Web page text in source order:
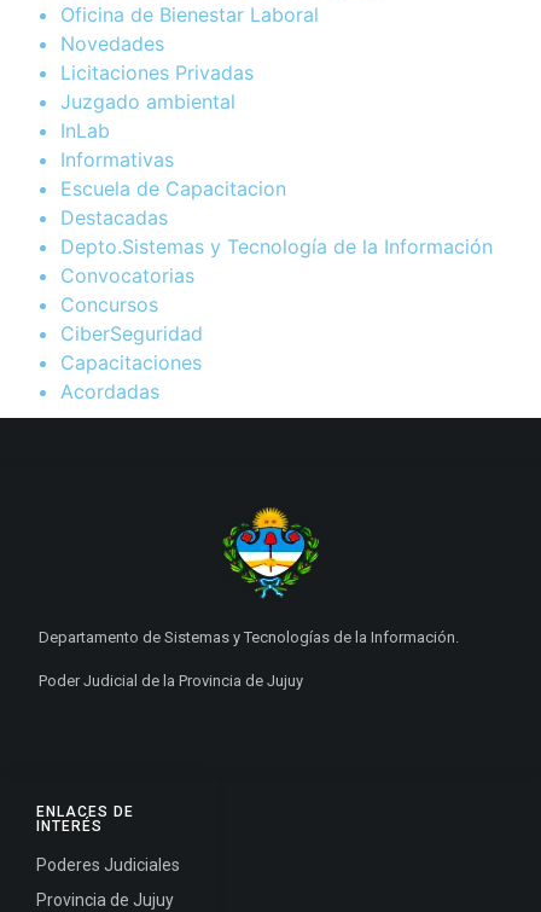
Oficina de Bienestar Laboral
Novedades
Licitaciones Privadas
Juzgado ambiental
InLab
Informativas
Escuela de Capacitacion
Destacadas
Depto.Sistemas y Tecnología de la Información
Convocatorias
Concursos
CiberSeguridad
Capacitaciones
Acordadas
ENLACES DE
INTERÉS
Poderes Judiciales
Provincia de Jujuy
Departamento de Sistemas y Tecnologías de la Información.
Poder Judicial de la Provincia de Jujuy